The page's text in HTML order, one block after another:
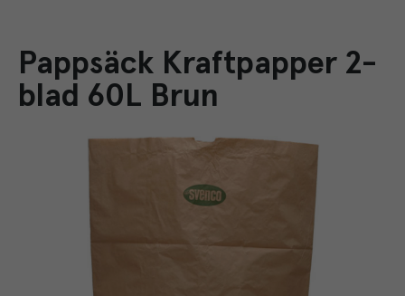
Pappsäck Kraftpapper 2-
blad 60L Brun